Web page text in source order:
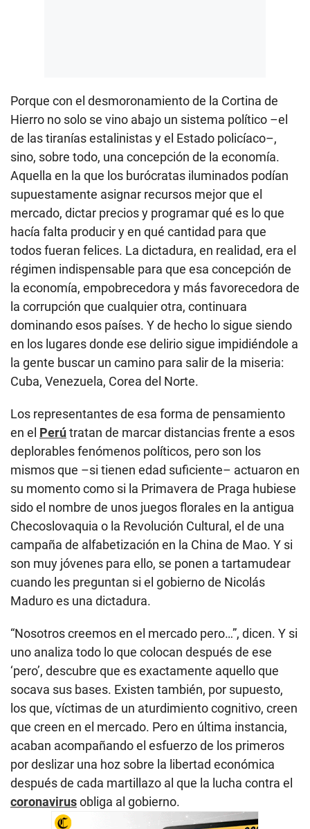
Porque con el desmoronamiento de la Cortina de
Hierro no solo se vino abajo un sistema político –el
de las tiranías estalinistas y el Estado policíaco–,
sino, sobre todo, una concepción de la economía.
Aquella en la que los burócratas iluminados podían
supuestamente asignar recursos mejor que el
mercado, dictar precios y programar qué es lo que
hacía falta producir y en qué cantidad para que
todos fueran felices. La dictadura, en realidad, era el
régimen indispensable para que esa concepción de
la economía, empobrecedora y más favorecedora de
la corrupción que cualquier otra, continuara
dominando esos países. Y de hecho lo sigue siendo
en los lugares donde ese delirio sigue impidiéndole a
la gente buscar un camino para salir de la miseria:
Cuba, Venezuela, Corea del Norte.
Los representantes de esa forma de pensamiento
en el Perútratan de marcar distancias frente a esos
deplorables fenómenos políticos, pero son los
mismos que –si tienen edad suficiente– actuaron en
su momento como si la Primavera de Praga hubiese
sido el nombre de unos juegos florales en la antigua
Checoslovaquia o la Revolución Cultural, el de una
campaña de alfabetización en la China de Mao. Y si
son muy jóvenes para ello, se ponen a tartamudear
cuando les preguntan si el gobierno de Nicolás
Maduro es una dictadura.
“Nosotros creemos en el mercado pero…”, dicen. Y si
uno analiza todo lo que colocan después de ese
‘pero’, descubre que es exactamente aquello que
socava sus bases. Existen también, por supuesto,
los que, víctimas de un aturdimiento cognitivo, creen
que creen en el mercado. Pero en última instancia,
acaban acompañando el esfuerzo de los primeros
por deslizar una hoz sobre la libertad económica
después de cada martillazo al que la lucha contra el
coronavirusobliga al gobierno.